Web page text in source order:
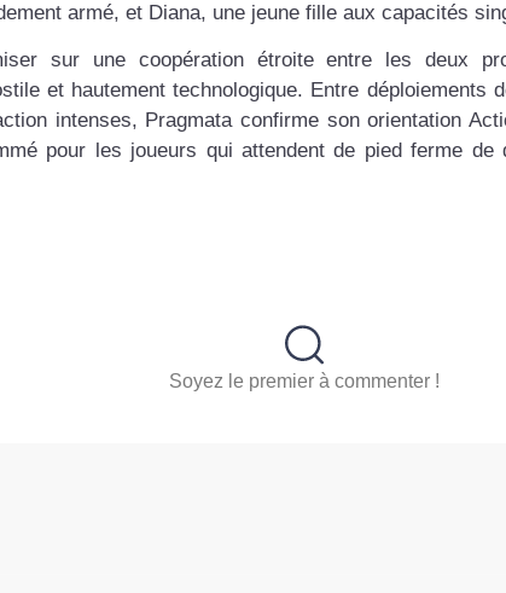
armé, et Diana, une jeune fille aux capacités
sur une coopération étroite entre les deux
et hautement technologique. Entre déploiements
intenses, Pragmata confirme son orientation
pour les joueurs qui attendent de pied ferme de
Soyez le premier à commenter !